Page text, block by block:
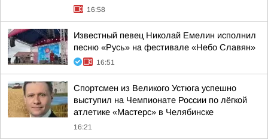
16:58
Известный певец Николай Емелин исполнил
песню «Русь» на фестивале «Небо Славян»
16:51
Спортсмен из Великого Устюга успешно
выступил на Чемпионате России по лёгкой
атлетике «Мастерс» в Челябинске
16:21